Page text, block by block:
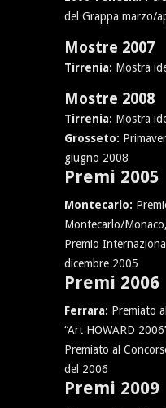
del Grappa marzo/
Mostre 2007
Tirrenia: Mostra
Mostre 2008
Tirrenia: Mostra
Grosseto:
giugno 2008
Premi 2005
Montecarlo:
Montecarlo/
Premio
dicembre 2005
Premi 2006
Ferrara: Premiato
“Art HOWARD
Premiato al
del 2006
Premi 2009